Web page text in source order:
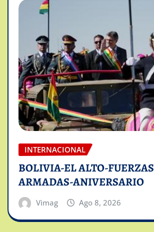
INTERNACIONAL
BOLIVIA-EL ALTO-FUERZAS
ARMADAS-ANIVERSARIO
Vimag Ago 8, 2026